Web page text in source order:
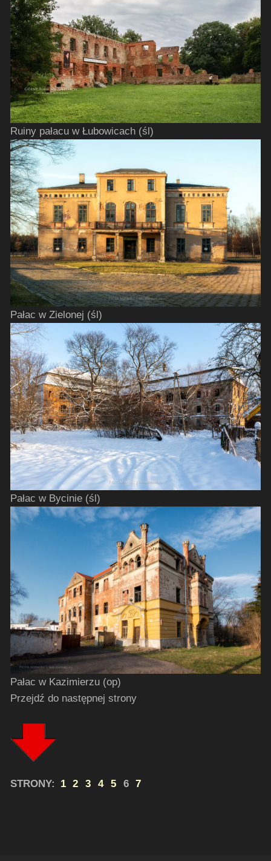
Ruiny pałacu w Łubowicach (śl)
Pałac w Zielonej (śl)
Pałac w Bycinie (śl)
Pałac w Kazimierzu (op)
Przejdź do następnej strony
STRONY: 1 2 3 4 5 6 7